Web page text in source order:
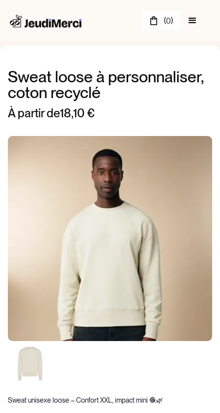
(0)
Sweat loose à personnaliser,
coton recyclé
À partir de18,10 €
Sweat unisexe loose – Confort XXL, impact mini 🧶🌿